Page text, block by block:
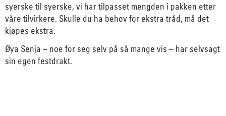
syerske til syerske, vi har tilpasset mengden i pakken etter
våre tilvirkere. Skulle du ha behov for ekstra tråd, må det
kjøpes ekstra.
Øya Senja – noe for seg selv på så mange vis – har selvsagt
sin egen festdrakt.